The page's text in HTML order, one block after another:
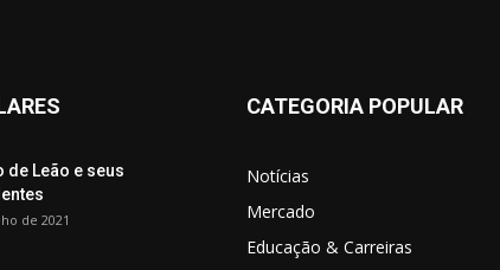
de Leão e seus
de 2021
CATEGORIA POPULAR
Notícias
Mercado
Educação & Carreiras